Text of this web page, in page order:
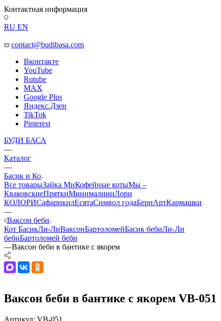
Контактная информация
RU EN
contact@budibasa.com
Вконтакте
YouTube
Rutube
MAX
Google Plus
Яндекс.Дзен
TikTok
Pinterest
БУДИ БАСА
—
Каталог
—
Басик и Ко
Все товарыЗайка МиКофейные котыМы –
КваковскиеПряткиМинималиниЛори
КОЛОРИСафарикилЕсятаСимвол годаБернАртКармашки
—
Ваксон беби
Кот БасикЛи-ЛиВаксонБартоломейБасик бебиЛи-Ли
бебиБартоломей беби
—Ваксон беби в бантике с якорем
Ваксон беби в бантике с якорем VB-051
Артикул: VB-051